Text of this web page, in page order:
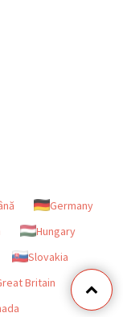
Germany
Hungary
Slovakia
Britain